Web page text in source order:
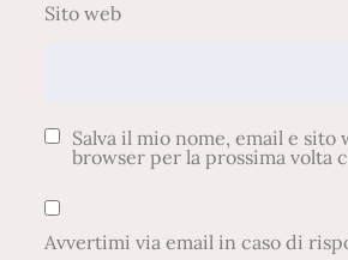
Sito web
Salva il mio nome, email e sito
browser per la prossima volta
Avvertimi via email in caso di